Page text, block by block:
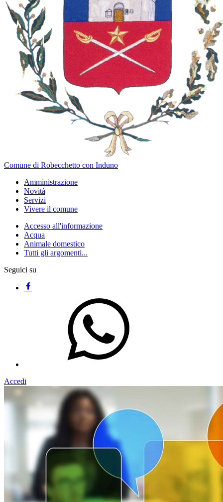
Comune di Robecchetto con Induno
Amministrazione
Novità
Servizi
Vivere il comune
Accesso all'informazione
Acqua
Animale domestico
Tutti gli argomenti...
Seguici su
Accedi